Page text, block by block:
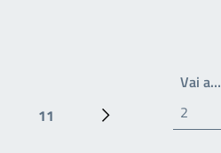
Ultima pagina
11
Prossima pagina
Vai a…